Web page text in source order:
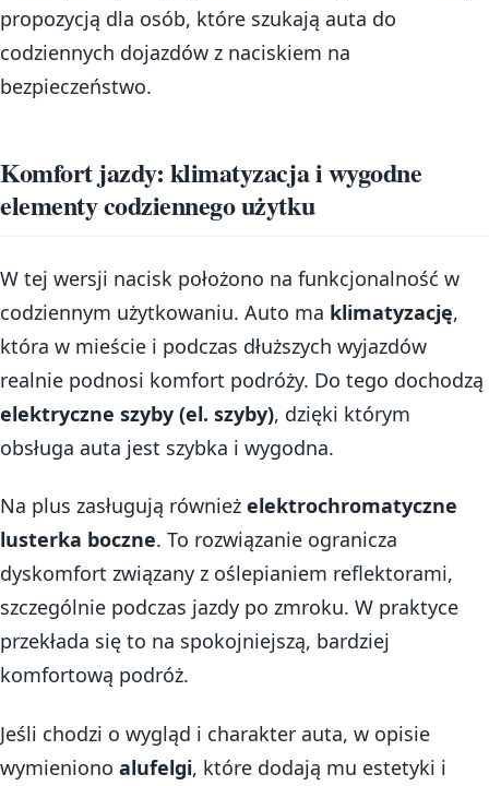
propozycją dla osób, które szukają auta do
codziennych dojazdów z naciskiem na
bezpieczeństwo.
Komfort jazdy: klimatyzacja i wygodne
elementy codziennego użytku
W tej wersji nacisk położono na funkcjonalność w
codziennym użytkowaniu. Auto ma klimatyzację,
która w mieście i podczas dłuższych wyjazdów
realnie podnosi komfort podróży. Do tego dochodzą
elektryczne szyby (el. szyby), dzięki którym
obsługa auta jest szybka i wygodna.
Na plus zasługują również elektrochromatyczne
lusterka boczne. To rozwiązanie ogranicza
dyskomfort związany z oślepianiem reflektorami,
szczególnie podczas jazdy po zmroku. W praktyce
przekłada się to na spokojniejszą, bardziej
komfortową podróż.
Jeśli chodzi o wygląd i charakter auta, w opisie
wymieniono alufelgi, które dodają mu estetyki i